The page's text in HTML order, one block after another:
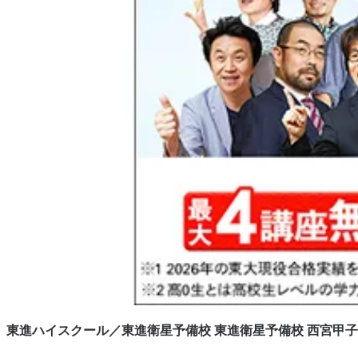
東進ハイスクール／東進衛星予備校 東進衛星予備校 西宮甲